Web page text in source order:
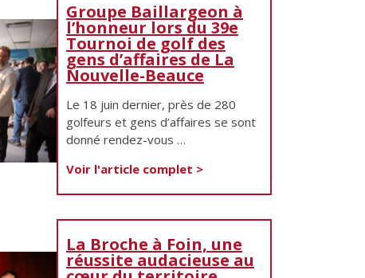
Services aux entreprises
Groupe Baillargeon à
l’honneur lors du 39e
Tournoi de golf des
gens d’affaires de La
Nouvelle-Beauce
Le 18 juin dernier, près de 280
golfeurs et gens d’affaires se sont
donné rendez-vous …
Voir l'article complet >
La Broche à Foin, une
réussite audacieuse au